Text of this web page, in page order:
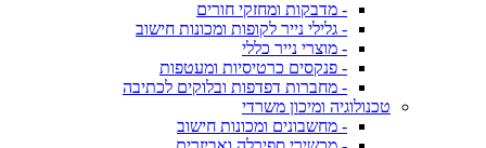
- מדבקות ומחזקי חורים
- גלילי נייר לקופות ומכונות חישוב
- מוצרי נייר כללי
- פנקסים כרטיסיות ומעטפות
- מחברות דפדפות ובלוקים לכתיבה
טכנולוגיה ומיכון משרדי
- מחשבונים ומכונות חישוב